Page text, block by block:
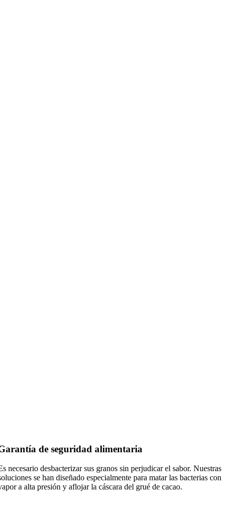
de seguridad alimentaria
necesario desbacterizar sus granos sin perjudicar el sabor. Nuestras
se han diseñado especialmente para matar las bacterias con
a alta presión y aflojar la cáscara del grué de cacao.